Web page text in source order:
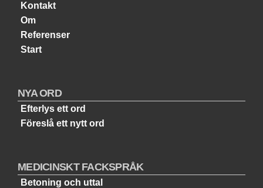
Kontakt
Om
Referenser
Start
NYA ORD
Efterlys ett ord
Föreslå ett nytt ord
MEDICINSKT FACKSPRÅK
Betoning och uttal